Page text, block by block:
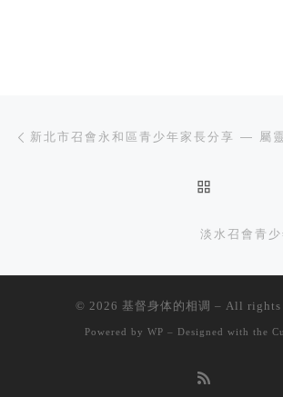
文章导航
淡水召會青
© 2026 基督身体的相调 – All rights
Powered by WP – Designed with the